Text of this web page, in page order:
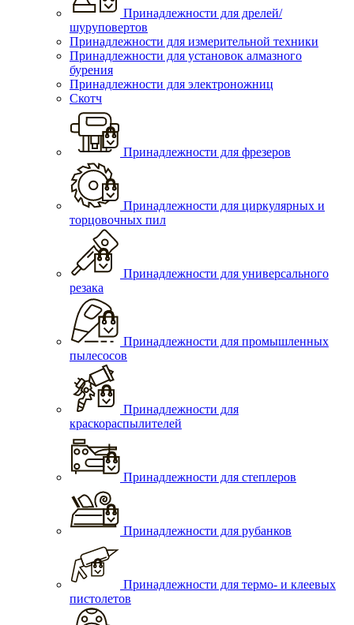
Принадлежности для дрелей/
шуруповертов
Принадлежности для измерительной техники
Принадлежности для установок алмазного
бурения
Принадлежности для электроножниц
Скотч
Принадлежности для фрезеров
Принадлежности для циркулярных и
торцовочных пил
Принадлежности для универсального
резака
Принадлежности для промышленных
пылесосов
Принадлежности для
краскораспылителей
Принадлежности для степлеров
Принадлежности для рубанков
Принадлежности для термо- и клеевых
пистолетов